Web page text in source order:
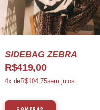
SIDEBAG ZEBRA
R$419,00
4x deR$104,75sem juros